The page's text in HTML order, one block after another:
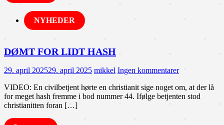
NYHEDER
DØMT FOR LIDT HASH
29. april 202529. april 2025 mikkel Ingen kommentarer
VIDEO: En civilbetjent hørte en christianit sige noget om, at der lå
for meget hash fremme i bod nummer 44. Ifølge betjenten stod
christianitten foran […]